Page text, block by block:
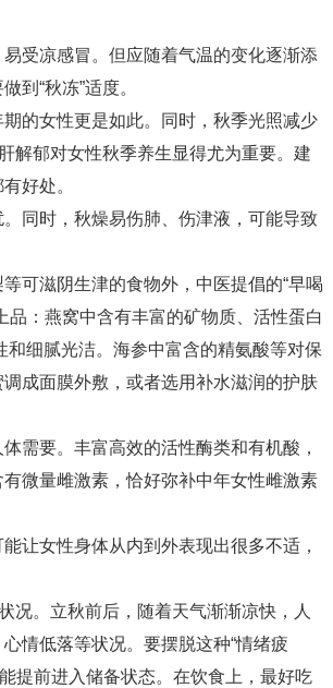
受凉感冒。但应随着气温的变化逐渐添
到“秋冻”适度。
的女性更是如此。同时，秋季光照减少
解郁对女性秋季养生显得尤为重要。建
好处。
同时，秋燥易伤肺、伤津液，可能导致
可滋阴生津的食物外，中医提倡的“早喝
：燕窝中含有丰富的矿物质、活性蛋白
细腻光洁。海参中富含的精氨酸等对保
成面膜外敷，或者选用补水滋润的护肤
需要。丰富高效的活性酶类和有机酸，
微量雌激素，恰好弥补中年女性雌激素
让女性身体从内到外表现出很多不适，
况。立秋前后，随着天气渐渐凉快，人
情低落等状况。要摆脱这种“情绪疲
提前进入储备状态。在饮食上，最好吃